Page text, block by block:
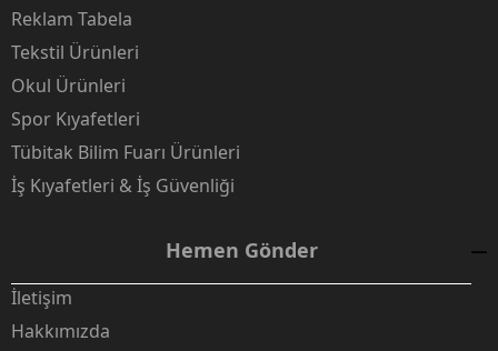
Reklam Tabela
Tekstil Ürünleri
Okul Ürünleri
Spor Kıyafetleri
Tübitak Bilim Fuarı Ürünleri
İş Kıyafetleri & İş Güvenliği
Hemen Gönder
İletişim
Hakkımızda